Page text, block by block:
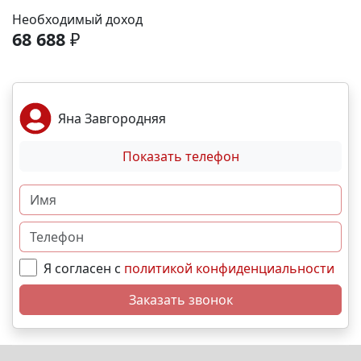
рассрочка от застройщика; Семейная, военная
,базовая,IT- ипотека; Материнский капитал;
Дистанционная покупка. 📞Свяжитесь с нами прямо
вас! N1222
Необходимый доход
68 688 ₽
Яна Завгородняя
Показать телефон
Я согласен с политикой конфиденциальности
Заказать звонок